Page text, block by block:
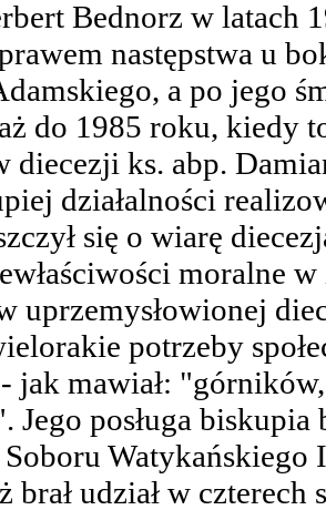
Bednorz w latach
następstwa u
a po jego
do 1985 roku, kiedy
diecezji ks. abp.
działalności
się o wiarę
moralne
uprzemysłowionej
potrzeby
jak mawiał:
posługa biskupia
Watykańskiego
brał udział w czterech